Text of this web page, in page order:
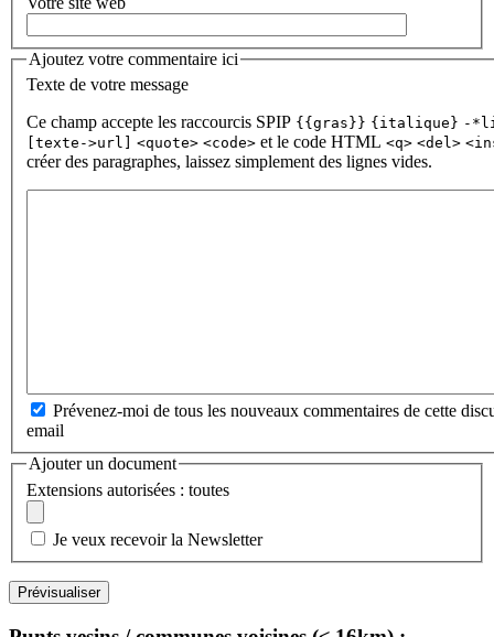
Ajoutez votre commentaire ici
Texte de votre message
Ce champ accepte les raccourcis SPIP {{gras}} {italique} -
[texte->url]
<quote> <code> et le code HTML <q> <del>
créer des paragraphes, laissez simplement des lignes vides.
Prévenez-moi de tous les nouveaux commentaires de cette
email
Ajouter un document
Extensions autorisées : toutes
Je veux recevoir la Newsletter